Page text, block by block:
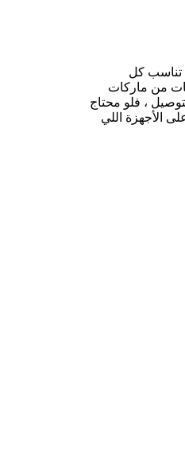
تناسب كل
من ماركات
، فلو محتاج
الأجهزة اللي